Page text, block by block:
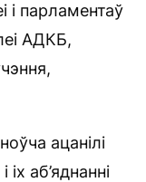
і парламентаў
АДКБ,
ацанілі
аб’яднанні